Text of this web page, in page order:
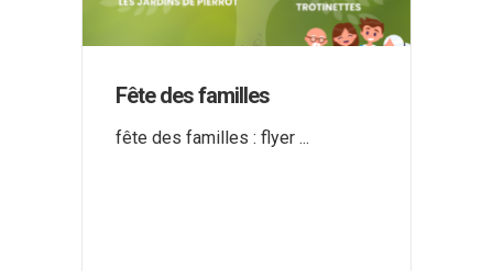
Fête des familles
fête des familles : flyer ...